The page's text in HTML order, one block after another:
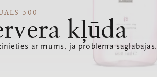
500
kļūda
ar mums, ja problēma saglabājas.